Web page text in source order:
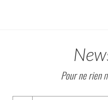
Pour ne rien